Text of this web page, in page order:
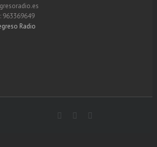
963369649
Radio